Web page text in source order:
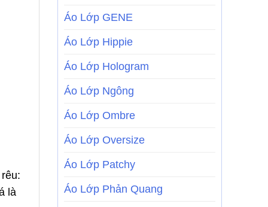
là
Áo Lớp GENE
Áo Lớp Hippie
Áo Lớp Hologram
Áo Lớp Ngông
Áo Lớp Ombre
Áo Lớp Oversize
Áo Lớp Patchy
Áo Lớp Phản Quang